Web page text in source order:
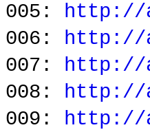
005: http://
006: http://
007: http://
008: http://
009: http://